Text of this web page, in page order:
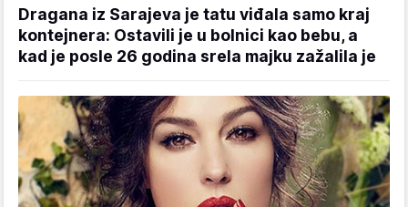
Dragana iz Sarajeva je tatu viđala samo kraj
kontejnera: Ostavili je u bolnici kao bebu, a
kad je posle 26 godina srela majku zažalila je